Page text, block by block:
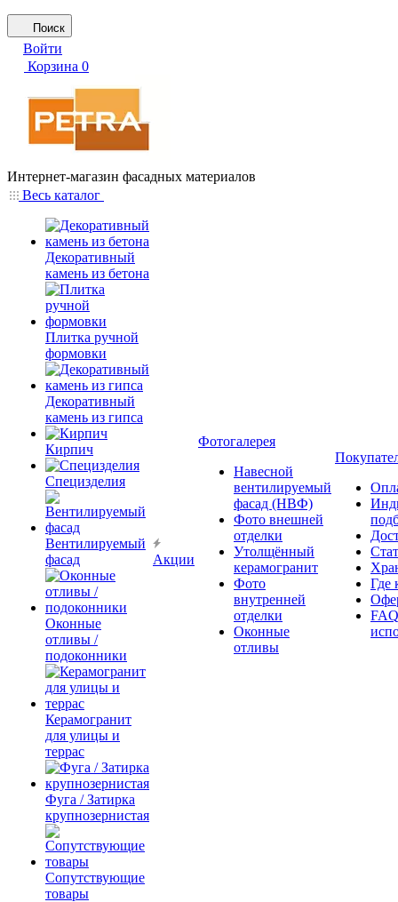
Поиск
Войти
Корзина 0
Интернет-магазин фасадных материалов
Весь каталог
Декоративный
камень из бетона
Плитка ручной
формовки
Декоративный
камень из гипса
Кирпич
Специзделия
Вентилируемый
фасад
Оконные
отливы /
подоконники
Керамогранит
для улицы и
террас
Фуга / Затирка
крупнозернистая
Сопутствующие
товары
Акции
Фотогалерея
Навесной
вентилируемый
фасад (НВФ)
Фото внешней
отделки
Утолщённый
керамогранит
Фото
внутренней
отделки
Оконные
отливы
Где